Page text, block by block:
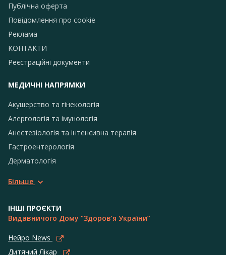
Публічна оферта
Повідомлення про сookie
Реклама
КОНТАКТИ
Реєстраційні документи
МЕДИЧНІ НАПРЯМКИ
Акушерство та гінекологія
Алергологія та імунологія
Анестезіологія та інтенсивна терапія
Гастроентерологія
Дерматологія
Більше
ІНШІ ПРОЄКТИ
Видавничого Дому “Здоров’я України”
Нейро News
Дитячий Лікар